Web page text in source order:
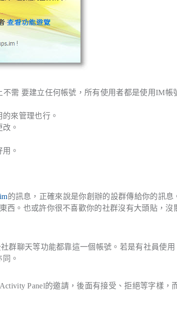
不需 要建立任何帳號，所有使用者都是使用IM帳
來管理也行。
。
。
的訊息，正確來說是你創辦的設群傳給你的訊息
西。也或許你很不喜歡你的社群沒有大頭貼，沒
群聊天等功能都靠這一個帳號。若是有社員使用
。
Panel的邀請，後面有接受、拒絕等字樣，